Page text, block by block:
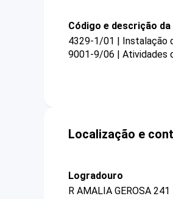
Código e descrição
4329-1/01 | Instalação
9001-9/06 | Atividades
Localização e
Logradouro
R AMALIA GEROSA 241